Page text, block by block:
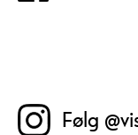
Følg